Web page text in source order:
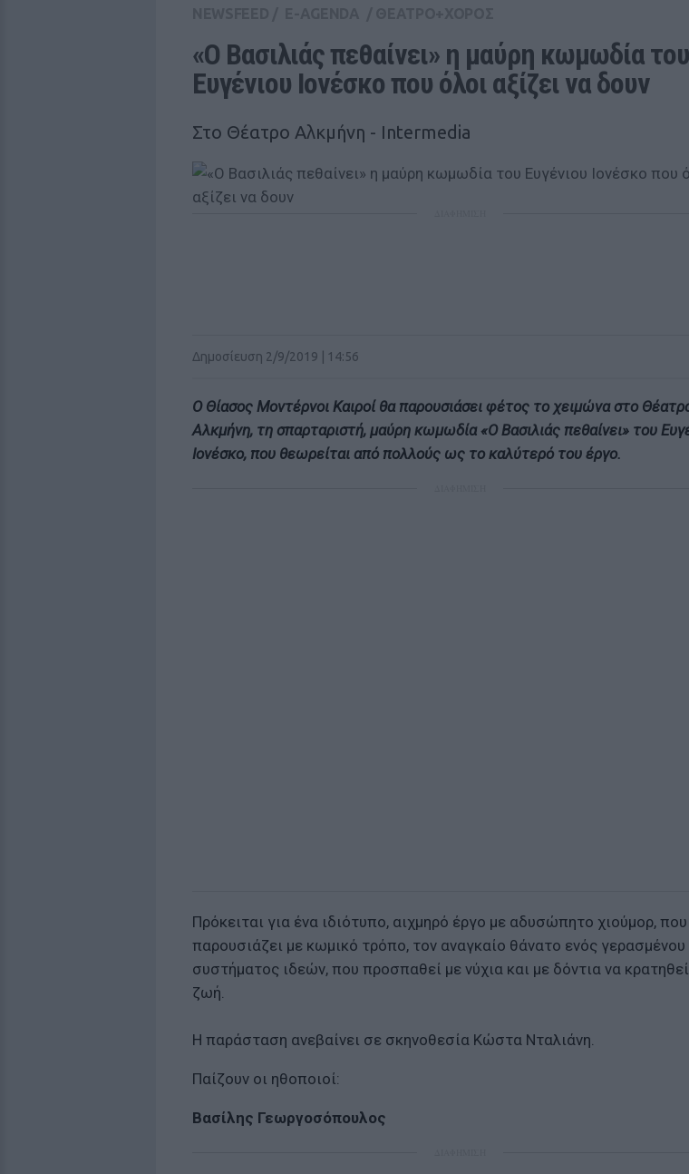
«Ο Βασιλιάς πεθαίνει» η μαύρη κωμωδία του
Ευγένιου Ιονέσκο που όλοι αξίζει να δουν
Στο Θέατρο Αλκμήνη - Intermedia
Δημοσίευση 2/9/2019 | 14:56
Ο Θίασος Μοντέρνοι Καιροί θα παρουσιάσει φέτος το χειμώνα στο
Αλκμήνη, τη σπαρταριστή, μαύρη κωμωδία «Ο Βασιλιάς πεθαίνει» του
Ιονέσκο, που θεωρείται από πολλούς ως το καλύτερό του έργο.
Πρόκειται για ένα ιδιότυπο, αιχμηρό έργο με αδυσώπητο χιούμορ, που
παρουσιάζει με κωμικό τρόπο, τον αναγκαίο θάνατο ενός γερασμένου
συστήματος ιδεών, που προσπαθεί με νύχια και με δόντια να
ζωή.
Η παράσταση ανεβαίνει σε σκηνοθεσία Κώστα Νταλιάνη.
Παίζουν οι ηθοποιοί:
Βασίλης Γεωργοσόπουλος